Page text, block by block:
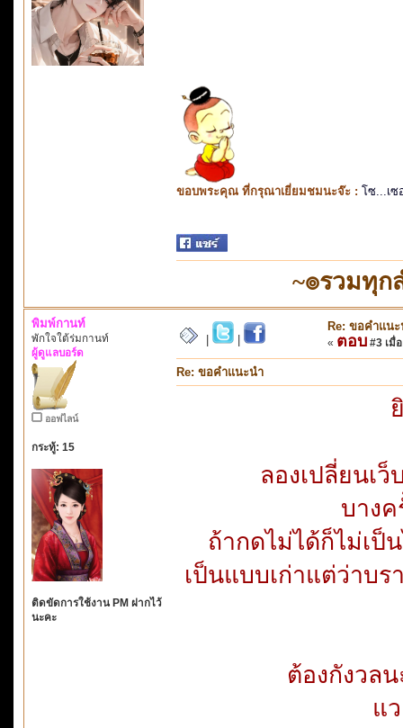
ขอบพระคุณ ที่กรุณาเยี่ยมชมนะจ๊ะ : โซ...เซ
~๏รวมทุ
พิมพ์กานท์
พักใจใต้ร่มกานท์
ผู้ดูแลบอร์ด
ออฟไลน์
กระทู้: 15
ติดขัดการใช้งาน PM ฝากไว้
นะคะ
Re: ขอคำแนะ
« ตอบ #3 เมื่
Re: ขอคำแนะนำ
ลองเปลี่ยนเ
บางค
ถ้ากดไม่ได้ก็ไม่เป็
เป็นแบบเก่าแต่ว่าบ
ต้องกังวล
แ